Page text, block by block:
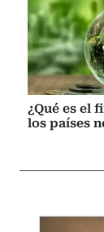
¿Qué es el
los países